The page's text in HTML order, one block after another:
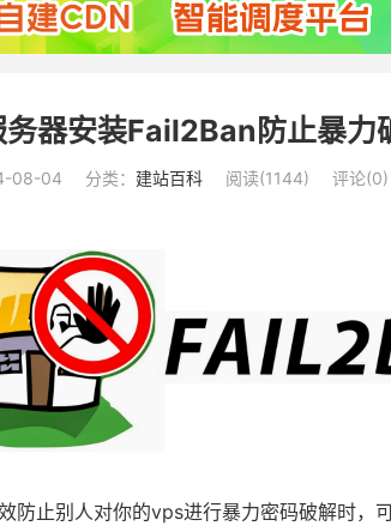
器安装Fail2Ban防止暴力
08-04 分类： 建站百科 阅读(1144) 评论(0)
防止别人对你的vps进行暴力密码破解时，